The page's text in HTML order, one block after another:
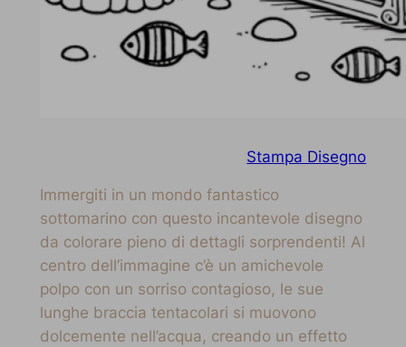
Stampa Disegno
Immergiti in un mondo fantastico
sottomarino con questo incantevole disegno
da colorare pieno di dettagli sorprendenti! Al
centro dell’immagine c’è un amichevole
polpo con un sorriso contagioso, le sue
lunghe braccia tentacolari si muovono
dolcemente nell’acqua, creando un effetto